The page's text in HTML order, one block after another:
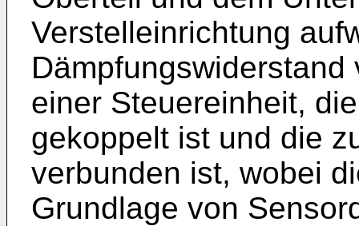
Verstelleinrichtung
einer Steuereinheit,
gekoppelt ist und die
verbunden ist, wobei
Grundlage von